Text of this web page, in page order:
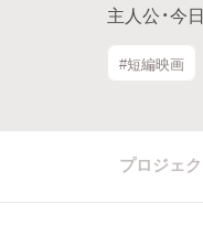
主人公・今
#短編映画
プロジェ